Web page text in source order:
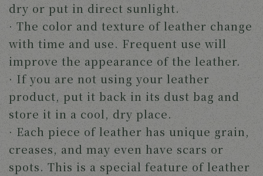
dry or put in direct sunlight.
· The color and texture of leather change
with time and use. Frequent use will
improve the appearance of the leather.
· If you are not using your leather
product, put it back in its dust bag and
store it in a cool, dry place.
· Each piece of leather has unique grain,
creases, and may even have scars or
spots. This is a special feature of leather